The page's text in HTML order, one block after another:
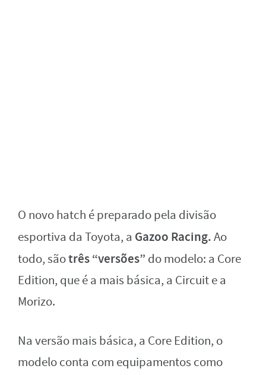
O novo hatch é preparado pela divisão
esportiva da Toyota, a Gazoo Racing.Ao
todo, sãotrês “versões” do modelo: a Core
Edition, que é a mais básica, a Circuit e a
Morizo.
Na versão mais básica, a Core Edition, o
modelo conta com equipamentos como